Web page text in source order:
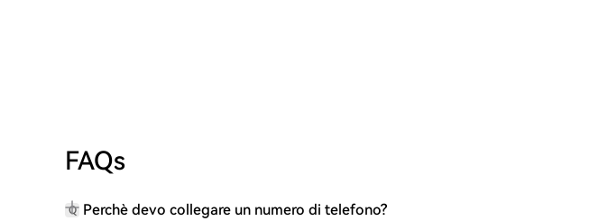
FAQs
Q Perchè devo collegare un numero di telefono?